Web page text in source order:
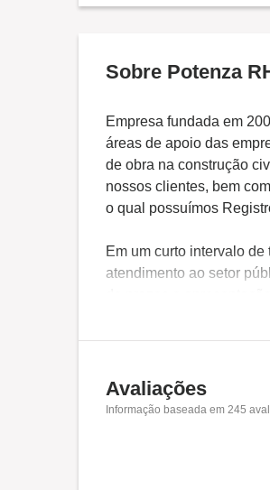
Sobre Potenza
Empresa fundada em
áreas de apoio das
de obra na construção
nossos clientes, bem
o qual possuímos
Em um curto intervalo
atendimento ao setor
Com uma gestão
dia de salários e
colaboradores e
Avaliações
Informação baseada em 245